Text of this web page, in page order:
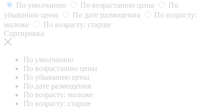
По умолчанию
По возрастанию цены
По
убыванию цены
По дате размещения
По возрасту:
моложе
По возрасту: старше
Сортировка
По умолчанию
По возрастанию цены
По убыванию цены
По дате размещения
По возрасту: моложе
По возрасту: старше